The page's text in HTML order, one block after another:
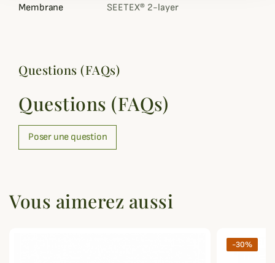
Membrane SEETEX® 2-layer
Questions (FAQs)
Questions (FAQs)
Poser une question
Vous aimerez aussi
-30%